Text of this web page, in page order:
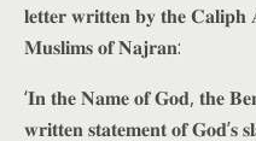
𝐥𝐞𝐭𝐭𝐞𝐫 𝐰𝐫𝐢𝐭𝐭𝐞𝐧 𝐛𝐲 𝐭𝐡𝐞
𝐌𝐮𝐬𝐥𝐢𝐦𝐬 𝐨𝐟 𝐍𝐚𝐣𝐫𝐚𝐧:
‘𝐈𝐧 𝐭𝐡𝐞 𝐍𝐚𝐦𝐞 𝐨𝐟 𝐆𝐨𝐝, 𝐭𝐡𝐞
𝐰𝐫𝐢𝐭𝐭𝐞𝐧 𝐬𝐭𝐚𝐭𝐞𝐦𝐞𝐧𝐭 𝐨𝐟 𝐆𝐨𝐝’𝐬